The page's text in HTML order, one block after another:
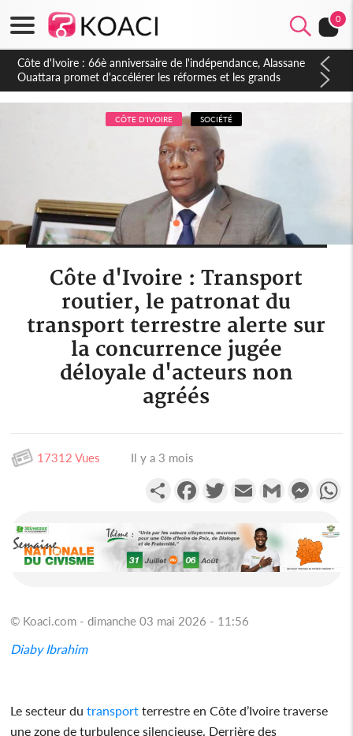
0
Côte d'Ivoire : À Abidjan, Amadou Oury Bah admire le modèle
ivoirien et veut s'en inspirer pour accélérer le développement
de la Guinée
CÔTE D'IVOIRE SOCIÉTÉ
Côte d'Ivoire : Transport
routier, le patronat du
transport terrestre alerte sur
la concurrence jugée
déloyale d'acteurs non
agréés
17312 Vues Il y a 3 mois
PartagerFacebookTwitterEmail Gmail
© Koaci.com - dimanche 03 mai 2026 - 11:56
Diaby Ibrahim
Le secteur dutransport terrestre en Côte d’Ivoire traverse
une zone de turbulence silencieuse. Derrière des